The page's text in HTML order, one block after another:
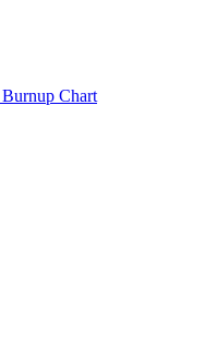
Burnup Chart